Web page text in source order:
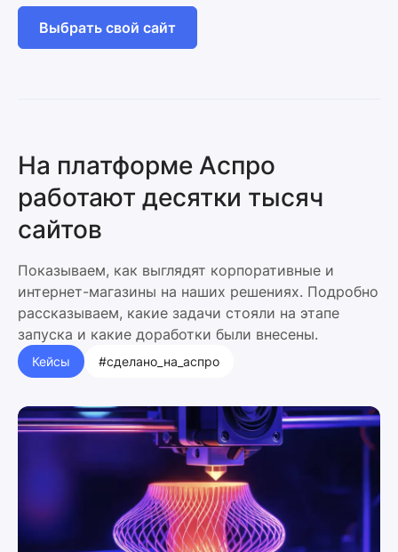
Выбрать свой сайт
На платформе Аспро
работают десятки тысяч
сайтов
Показываем, как выглядят корпоративные и
интернет-магазины на наших решениях. Подробно
рассказываем, какие задачи стояли на этапе
запуска и какие доработки были внесены.
Кейсы #сделано_на_аспро